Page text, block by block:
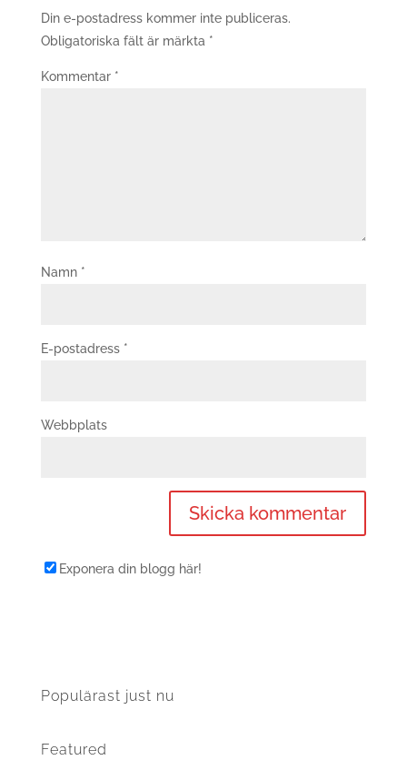
Din e-postadress kommer inte publiceras.
Obligatoriska fält är märkta *
Kommentar *
Namn *
E-postadress *
Webbplats
Exponera din blogg här!
Populärast just nu
Featured